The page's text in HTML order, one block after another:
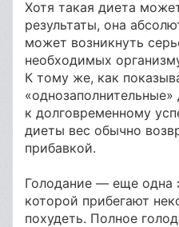
Хотя такая диета
результаты, она
может возникнуть
необходимых
К тому же, как
к долговременному
диеты вес обычно
прибавкой.
Голодание — еще одна
которой прибегают
похудеть. Полное